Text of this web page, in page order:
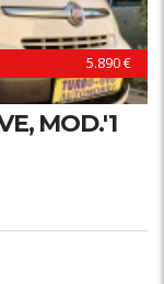
5.890 €
MOD.'1